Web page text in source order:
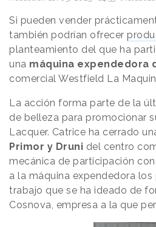
Si pueden vender
también podrían ofrecer
planteamiento del que ha
una máquina expendedora
comercial Westfield La
La acción forma parte de la
de belleza para promocionar
Lacquer. Catrice ha cerrado
Primor y Druni del centro
mecánica de participación
a la máquina expendedora los
trabajo que se ha ideado de
Cosnova, empresa a la que